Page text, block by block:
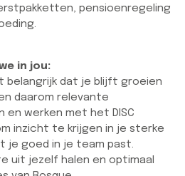
pensioenregeling
in jou:
belangrijk dat je blijft groeien
daarom relevante
en werken met het DISC
inzicht te krijgen in je sterke
je goed in je team past.
uit jezelf halen en optimaal